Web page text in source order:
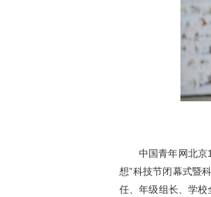
中国青年网北京11
想”科技节闭幕式暨
任、年级组长、学